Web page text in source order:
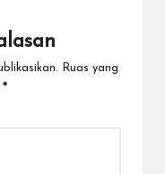
Ruas yang
*